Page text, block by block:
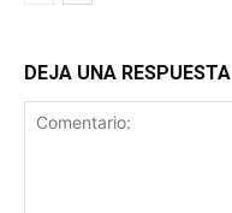
DEJA UNA RESPUESTA